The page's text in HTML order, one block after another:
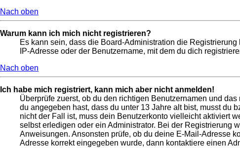
Nach oben
Warum kann ich mich nicht registrieren?
Es kann sein, dass die Board-Administration die
IP-Adresse oder der Benutzername, mit dem du dich
Nach oben
Ich habe mich registriert, kann mich aber nicht anmelden!
Überprüfe zuerst, ob du den richtigen Benutzernamen und
du angegeben hast, dass du unter 13 Jahre alt bist, musst du
nicht der Fall ist, muss dein Benutzerkonto vielleicht aktiviert
selbst erledigen oder ein Administrator. Bei der Registrierung
Anweisungen. Ansonsten prüfe, ob du deine E-Mail-Adresse
Adresse korrekt eingegeben wurde, dann kontaktiere einen